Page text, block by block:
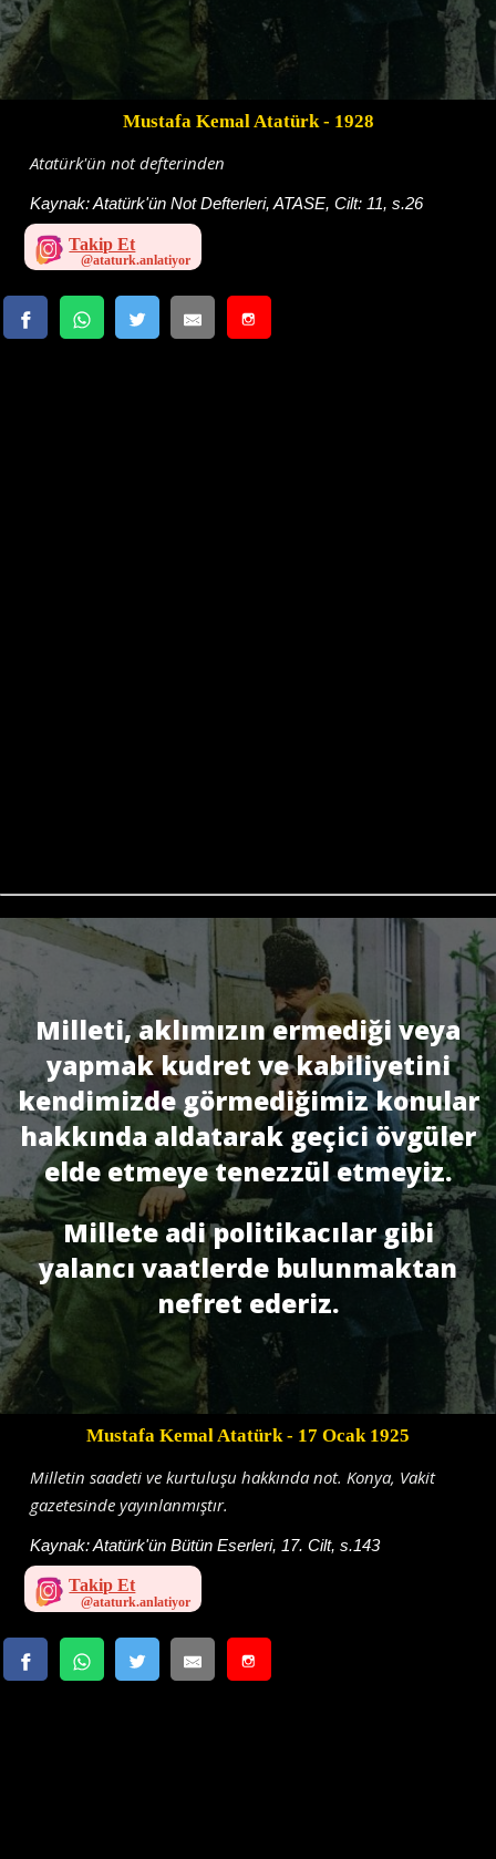
Mustafa Kemal Atatürk- 1928
Atatürk'ün not defterinden
Kaynak:Atatürk'ün Not Defterleri, ATASE, Cilt: 11, s.26
Takip Et
Milleti, aklımızın ermediği veya
yapmak kudret ve kabiliyetini
kendimizde görmediğimiz konular
hakkında aldatarak geçici övgüler
elde etmeye tenezzül etmeyiz.
Millete adi politikacılar gibi
yalancı vaatlerde bulunmaktan
nefret ederiz.
Mustafa Kemal Atatürk- 17 Ocak 1925
Milletin saadeti ve kurtuluşu hakkında not. Konya, Vakit
gazetesinde yayınlanmıştır.
Kaynak:Atatürk'ün Bütün Eserleri, 17. Cilt, s.143
Takip Et